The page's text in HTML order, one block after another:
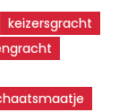
keizersgracht